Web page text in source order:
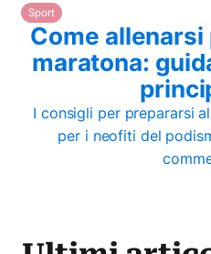
Sport
Come allenarsi
maratona:
I consigli per prepararsi
per i neofiti del